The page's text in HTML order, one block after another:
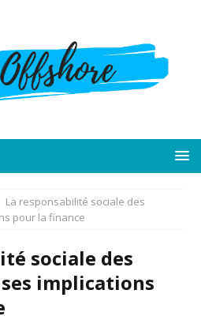
La responsabilité sociale des
pour la finance
sociale des
implications